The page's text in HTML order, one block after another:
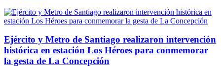
Ejército y Metro de Santiago realizaron intervención
histórica en estación Los Héroes para conmemorar
la gesta de La Concepción